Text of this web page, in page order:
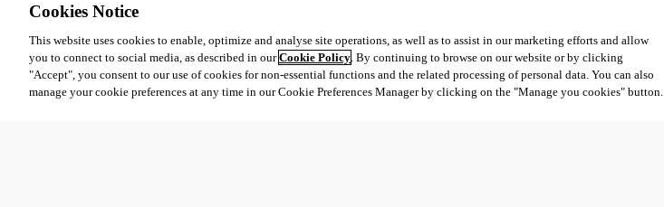
Cookies Notice
This website uses cookies to enable, optimize and analyse site operations, as well as to assist in our marketing efforts and allow
you to connect to social media, as described in ourCookie Policy. By continuing to browse on our website or by clicking
"Accept", you consent to our use of cookies for non-essential functions and the related processing of personal data. You can also
manage your cookie preferences at any time in our Cookie Preferences Manager by clicking on the "Manage you cookies" button.